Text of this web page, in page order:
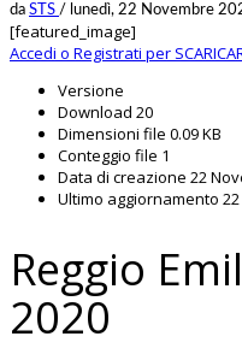
da STS / lunedì, 22 Novembre
[featured_image]
Accedi o Registrati per
Versione
Download 20
Dimensioni file 0.09 KB
Conteggio file 1
Data di creazione 22
Ultimo aggiornamento
Reggio
2020